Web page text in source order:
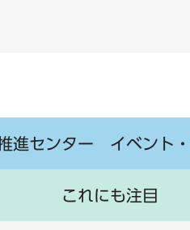
進センター イベント
これにも注目